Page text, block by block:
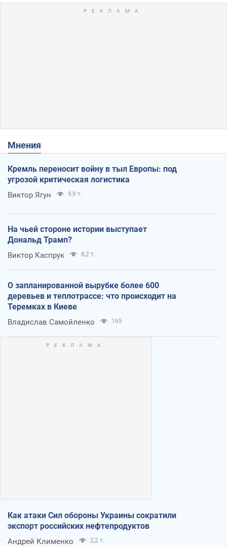
Мнения
Кремль переносит войну в тыл Европы: под
угрозой критическая логистика
Виктор Ягун 9,9 т.
На чьей стороне истории выступает
Дональд Трамп?
Виктор Каспрук 8,2 т.
О запланированной вырубке более 600
деревьев и теплотрассе: что происходит на
Теремках в Киеве
Владислав Самойленко 165
Как атаки Сил обороны Украины сократили
экспорт российских нефтепродуктов
Андрей Клименко 2,2 т.